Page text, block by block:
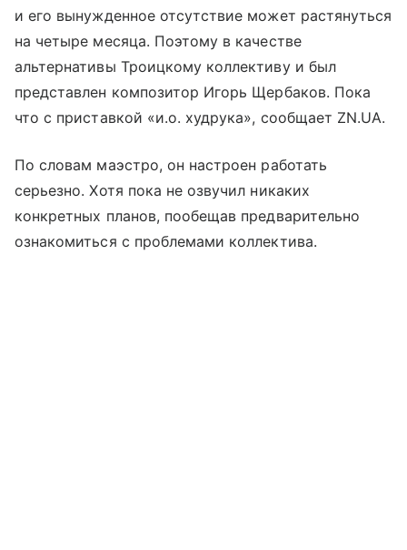
и его вынужденное отсутствие может растянуться
на четыре месяца. Поэтому в качестве
альтернативы Троицкому коллективу и был
представлен композитор Игорь Щербаков. Пока
что с приставкой «и.о. худрука», сообщает ZN.UA.
По словам маэстро, он настроен работать
серьезно. Хотя пока не озвучил никаких
конкретных планов, пообещав предварительно
ознакомиться с проблемами коллектива.